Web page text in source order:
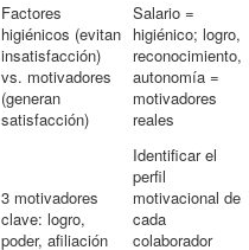
Factores
higiénicos (evitan
insatisfacción)
vs. motivadores
(generan
satisfacción)
Salario =
higiénico; logro,
reconocimiento,
autonomía =
motivadores
reales
3 motivadores
clave: logro,
poder, afiliación
Identificar el
perfil
motivacional de
cada
colaborador